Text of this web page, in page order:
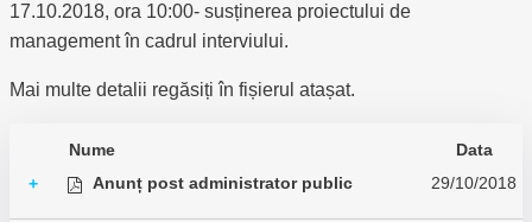
17.10.2018, ora 10:00- susținerea proiectului de
management în cadrul interviului.
Mai multe detalii regăsiți în fișierul atașat.
Nume
Data
+
Anunț post administrator public 29/10/2018